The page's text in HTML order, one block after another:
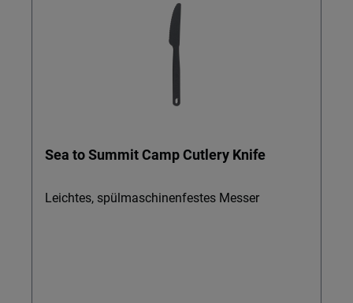
Sea to Summit Camp Cutlery Knife
Leichtes, spülmaschinenfestes Messer